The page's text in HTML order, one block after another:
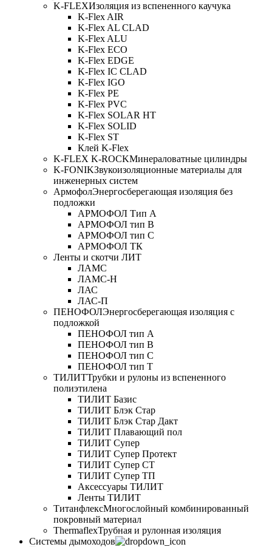
K-FLEXИзоляция из вспененного каучука
K-Flex AIR
K-Flex AL CLAD
K-Flex ALU
K-Flex ECO
K-Flex EDGE
K-Flex IC CLAD
K-Flex IGO
K-Flex PE
K-Flex PVC
K-Flex SOLAR HT
K-Flex SOLID
K-Flex ST
Клей K-Flex
K-FLEX K-ROCKМинераловатные цилиндры
K-FONIKЗвукоизоляционные материалы для
инженерных систем
АрмофолЭнергосберегающая изоляция без
подложки
АРМОФОЛ Тип А
АРМОФОЛ тип В
АРМОФОЛ тип C
АРМОФОЛ ТК
Ленты и скотчи ЛИТ
ЛАМС
ЛАМС-Н
ЛАС
ЛАС-П
ПЕНОФОЛЭнергосберегающая изоляция с
подложкой
ПЕНОФОЛ тип А
ПЕНОФОЛ тип B
ПЕНОФОЛ тип C
ПЕНОФОЛ тип T
ТИЛИТТрубки и рулоны из вспененного
полиэтилена
ТИЛИТ Базис
ТИЛИТ Блэк Стар
ТИЛИТ Блэк Стар Дакт
ТИЛИТ Плавающий пол
ТИЛИТ Супер
ТИЛИТ Супер Протект
ТИЛИТ Супер СТ
ТИЛИТ Супер ТП
Аксессуары ТИЛИТ
Ленты ТИЛИТ
ТитанфлексМногослойный комбинированный
покровный материал
ThermaflexТрубная и рулонная изоляция
Cистемы дымоходов